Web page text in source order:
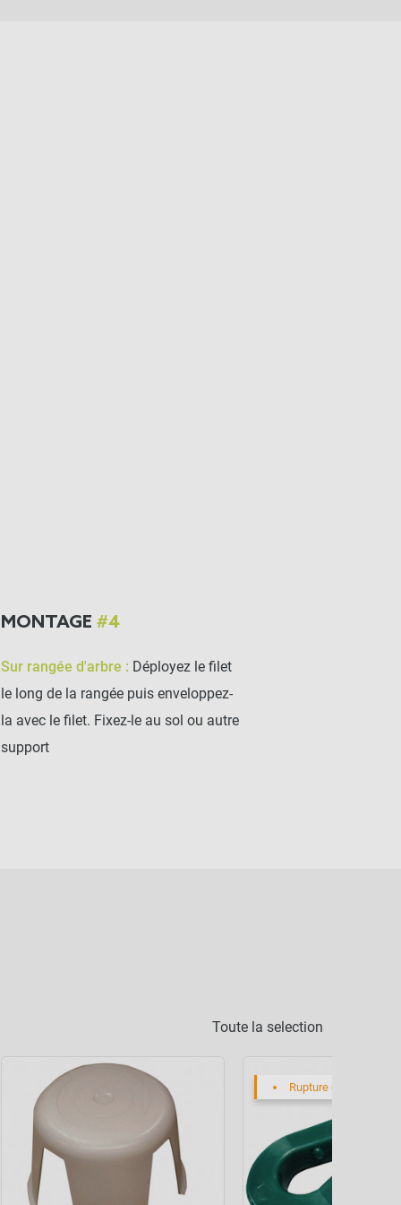
MONTAGE #4
Sur rangée d'arbre : Déployez le filet
le long de la rangée puis enveloppez-
la avec le filet. Fixez-le au sol ou autre
support
Toute la selection
Rupture de stock